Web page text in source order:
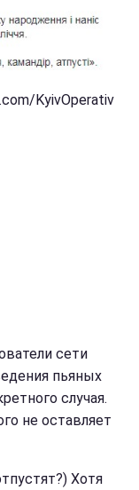
KyivOperativ
сети
пьяных
случая.
не оставляет
Хотя